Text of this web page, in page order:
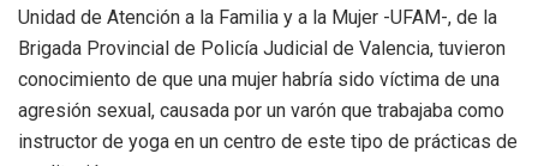
Unidad de Atención a la Familia y a la Mujer -UFAM-, de la
Brigada Provincial de Policía Judicial de Valencia, tuvieron
conocimiento de que una mujer habría sido víctima de una
agresión sexual, causada por un varón que trabajaba como
instructor de yoga en un centro de este tipo de prácticas de